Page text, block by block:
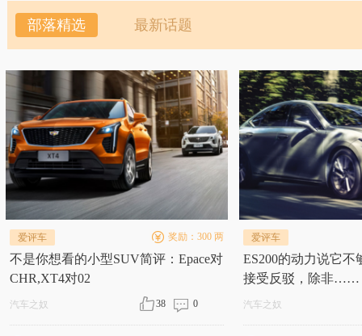
部落精选 最新话题
爱评车 奖励：300 两
不是你想看的小型SUV简评：Epace对
CHR,XT4对02
汽车之奴 38 0
爱评车
ES200的动力说它不
接受反驳，除非……
汽车之奴